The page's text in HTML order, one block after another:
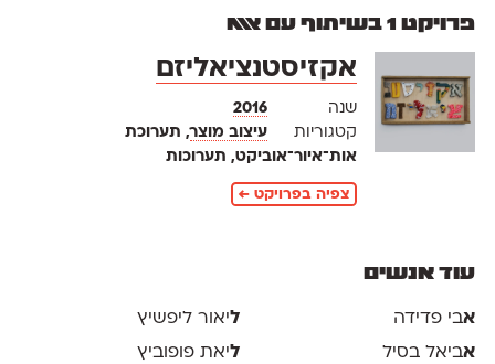
פרויקט 1 בשיתוף עם אאא
אקזיסטנציאליזם
שנה
2016
קטגוריות
עיצוב מוצר, תערוכת
אות־איור־אוביקט, תערוכות
צפיה בפרויקט ←
עוד אנשים
אבי פדידה
אביאל בסיל
ליאור ליפשיץ
ליאת פופוביץ